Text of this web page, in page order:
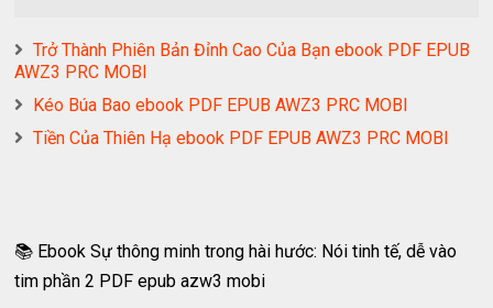
Trở Thành Phiên Bản Đỉnh Cao Của Bạn ebook PDF EPUB
AWZ3 PRC MOBI
Kéo Búa Bao ebook PDF EPUB AWZ3 PRC MOBI
Tiền Của Thiên Hạ ebook PDF EPUB AWZ3 PRC MOBI
📚 Ebook Sự thông minh trong hài hước: Nói tinh tế, dễ vào
tim phần 2 PDF epub azw3 mobi